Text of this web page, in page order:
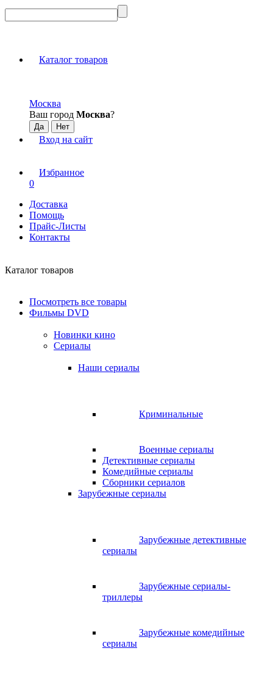
Каталог товаров
Москва
Ваш город Москва?
Вход на сайт
Избранное
0
Доставка
Помощь
Прайс-Листы
Контакты
Каталог товаров
Посмотреть все товары
Фильмы DVD
Новинки кино
Сериалы
Наши сериалы
Криминальные
Военные сериалы
Детективные сериалы
Комедийные сериалы
Сборники сериалов
Зарубежные сериалы
Зарубежные детективные
сериалы
Зарубежные сериалы-
триллеры
Зарубежные комедийные
сериалы